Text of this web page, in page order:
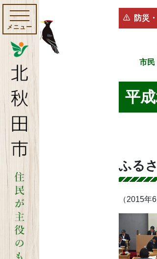
メニュー
防災
市民
平
ふる
（2015年